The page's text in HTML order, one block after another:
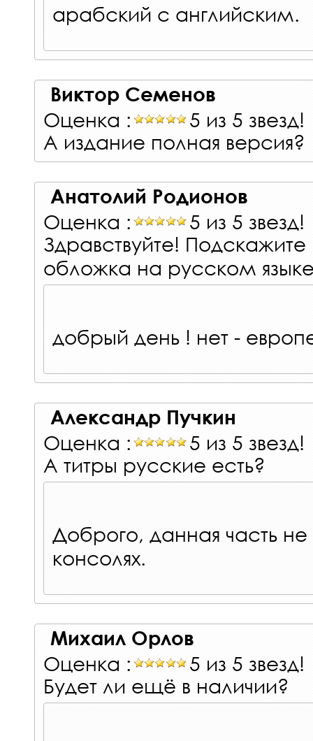
арабский с английским.
Виктор Семенов
Оценка :
5 из 5 звезд!
А издание полная версия?
Анатолий Родионов
Оценка :
5 из 5 звезд!
Здравствуйте!
обложка на русском
добрый день ! нет -
Александр Пучкин
Оценка :
5 из 5 звезд!
А титры русские есть?
Доброго, данная часть
консолях.
Михаил Орлов
Оценка :
5 из 5 звезд!
Будет ли ещё в наличии?